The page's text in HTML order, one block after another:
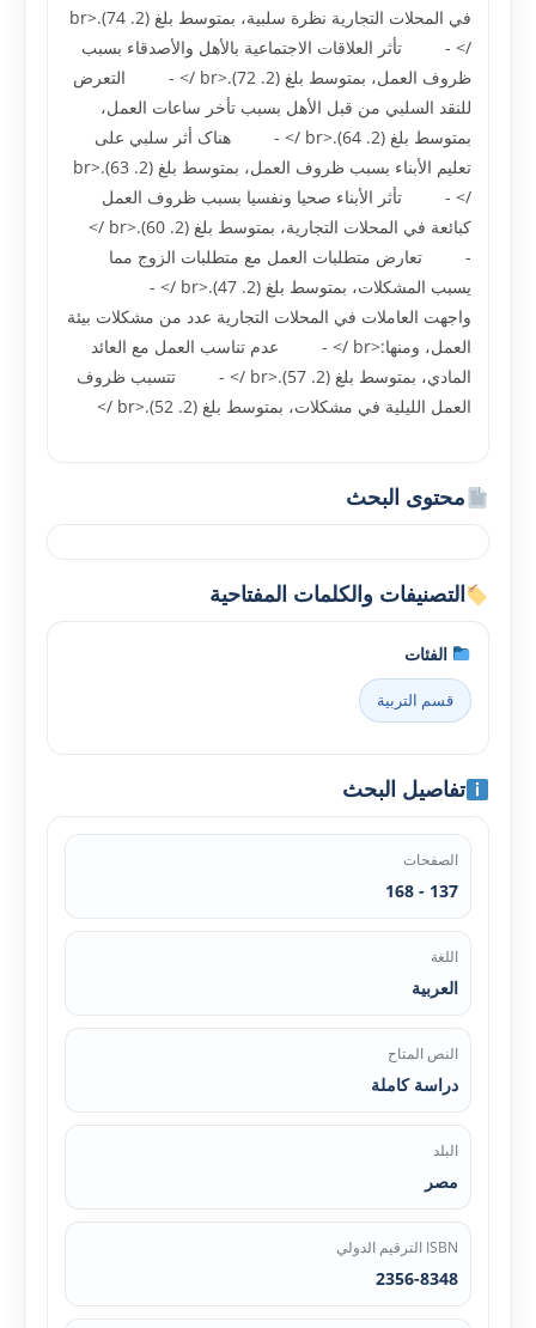
في المحلات التجارية نظرة سلبية، بمتوسط بلغ (2. 74).<br
/> - تأثر العلاقات الاجتماعية بالأهل والأصدقاء بسبب
ظروف العمل، بمتوسط بلغ (2. 72).<br /> - التعرض
للنقد السلبي من قبل الأهل بسبب تأخر ساعات العمل،
بمتوسط بلغ (2. 64).<br /> - هناک أثر سلبي على
تعليم الأبناء بسبب ظروف العمل، بمتوسط بلغ (2. 63).<br
/> - تأثر الأبناء صحيا ونفسيا بسبب ظروف العمل
کبائعة في المحلات التجارية، بمتوسط بلغ (2. 60).<br />
- تعارض متطلبات العمل مع متطلبات الزوج مما
يسبب المشکلات، بمتوسط بلغ (2. 47).<br /> -
واجهت العاملات في المحلات التجارية عدد من مشکلات بيئة
العمل، ومنها:<br /> - عدم تناسب العمل مع العائد
المادي، بمتوسط بلغ (2. 57).<br /> - تتسبب ظروف
العمل الليلية في مشکلات، بمتوسط بلغ (2. 52).<br />
محتوى البحث
التصنيفات والكلمات المفتاحية
الفئات
قسم التربية
تفاصيل البحث
الصفحات
137 - 168
اللغة
العربية
النص المتاح
دراسة كاملة
البلد
مصر
ISBN الترقيم الدولي
2356-8348